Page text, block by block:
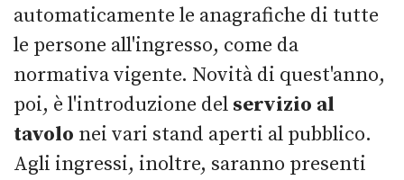
automaticamente le anagrafiche di tutte
le persone all'ingresso, come da
normativa vigente. Novità di quest'anno,
poi, è l'introduzione del servizio al
tavolo nei vari stand aperti al pubblico.
Agli ingressi, inoltre, saranno presenti